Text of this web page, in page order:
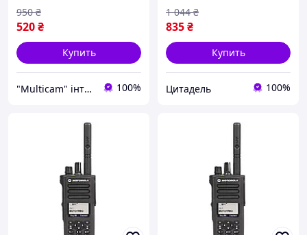
520₴
950 ₴
Купить
"Multicam" інтернет магазин 100%
835₴
1 044 ₴
Купить
Цитадель 100%